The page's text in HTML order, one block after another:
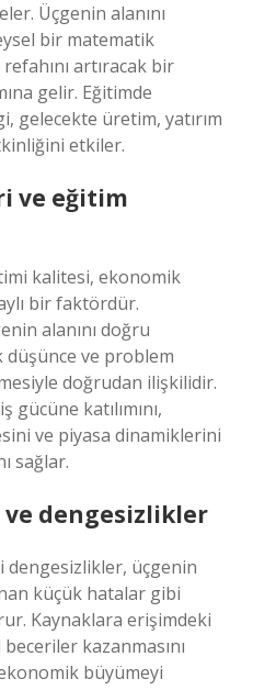
Üçgenin alanını
bir matematik
artıracak bir
gelir. Eğitimde
gelecekte üretim, yatırım
etkiler.
ve eğitim
kalitesi, ekonomik
bir faktördür.
alanını doğru
ve problem
doğrudan ilişkilidir.
katılımını,
ve piyasa dinamiklerini
sağlar.
dengesizlikler
dengesizlikler, üçgenin
küçük hatalar gibi
Kaynaklara erişimdeki
kazanmasını
büyümeyi